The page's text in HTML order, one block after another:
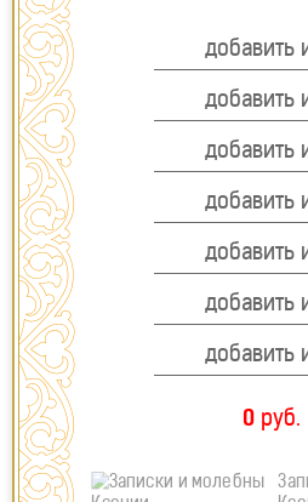
АРХАНГЕЛУ
МАТРОНЕ
ИКОНЕ
ПЕТРУ И
ИКОНЕ
КОНТАКТЫ
ХРАМЫ
ИМЕННОЙ
ОТЗЫВЫ
8-905-342-
0руб.